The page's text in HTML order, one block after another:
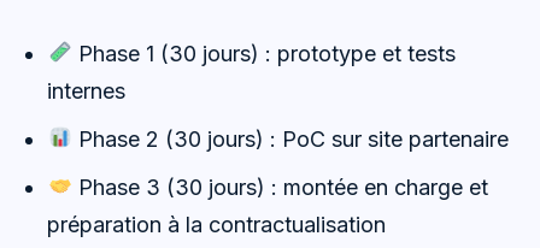
Phase 1 (30 jours) : prototype et tests
internes
Phase 2 (30 jours) : PoC sur site partenaire
Phase 3 (30 jours) : montée en charge et
préparation à la contractualisation